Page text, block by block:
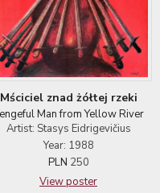
Mściciel znad żółtej rzeki
Man from Yellow River
Artist: Stasys Eidrigevičius
Year: 1988
PLN 250
View poster